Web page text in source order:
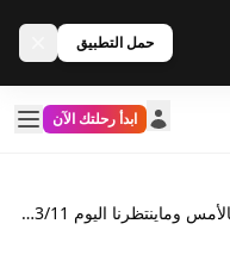
حمل التطبيق
ابدأ رحلتك الآن
ملخص الأسواق: ماحدث بالأمس وماينتظرنا اليوم 13/11: الذهب يقفز فوق 4200 دولار وداو جونز يسجل قمة تاريخية مع ترقب الأسواق العالمية لإنهاء الإغلاق الحكومي الأمريكي